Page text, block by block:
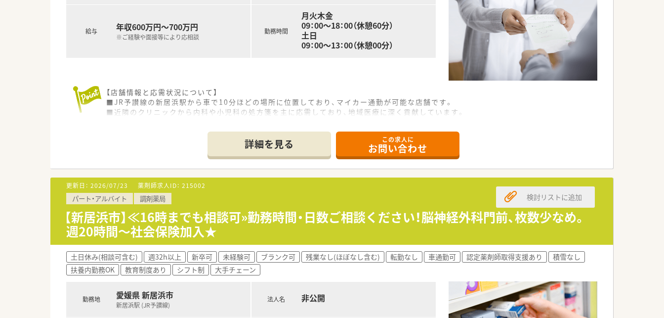
給与 年収600万円～700万円
※ご経験や面接等により応相談
勤務時間
月火木金
09：00～18：00（休憩60分）
土日
09：00～13：00（休憩00分）
【店舗情報と応需状況について】
■JR予讃線の新居浜駅から車で10分ほどの場所に位置しており、マイカー通勤が可能な店舗です。
■近隣のクリニックから内科や小児科の処方箋を主に応需しており、地域医療に深く貢献しています。
■欠員補充のため、即戦力として現場に入っていただける経験豊富な薬剤師の方を急募しています。
■将来的に管理薬剤師として店舗運営をお任せできるような、責任感と意欲のある方を求めています。
■一人薬剤師の時間帯に対応できるスキルを持ち、自身のペースで業務を進めたい方に適しています。
【法人特徴について】
■新居浜市内にて2店舗を展開している地元密着型の企業であり、地域住民からの信頼も厚いです。
■転居を伴う店舗異動が発生しないため、住み慣れた地域で腰を据えて長く働き続けることができます。
■社長自身も薬剤師資格を保有して現場に立っており、現場への理解が深く風通しの良い社風です。
詳細を見る この求人に
お問い合わせ
更新日： 2026/07/23 薬剤師求人ID： 215002
パート・アルバイト 調剤薬局
【新居浜市】≪16時までも相談可»勤務時間・日数ご相談ください！脳神経外科門前、枚数少なめ。
週20時間～社会保険加入★
検討リストに追加
土日休み(相談可含む) 週32h以上 新卒可 未経験可 ブランク可 残業なし(ほぼなし含む) 転勤なし 車通勤可 認定薬剤師取得支援あり
積雪なし
扶養内勤務OK
教育制度あり シフト制 大手チェーン
勤務地 愛媛県 新居浜市
新居浜駅 (JR予讃線)
法人名 非公開